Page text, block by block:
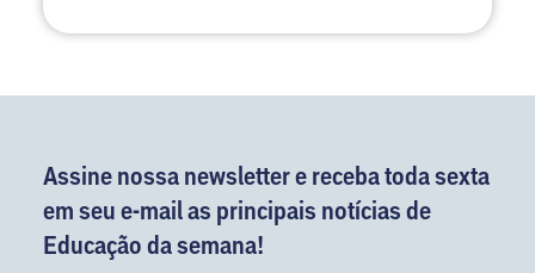
Assine nossa newsletter e receba toda sexta
em seu e-mail as principais notícias de
Educação da semana!